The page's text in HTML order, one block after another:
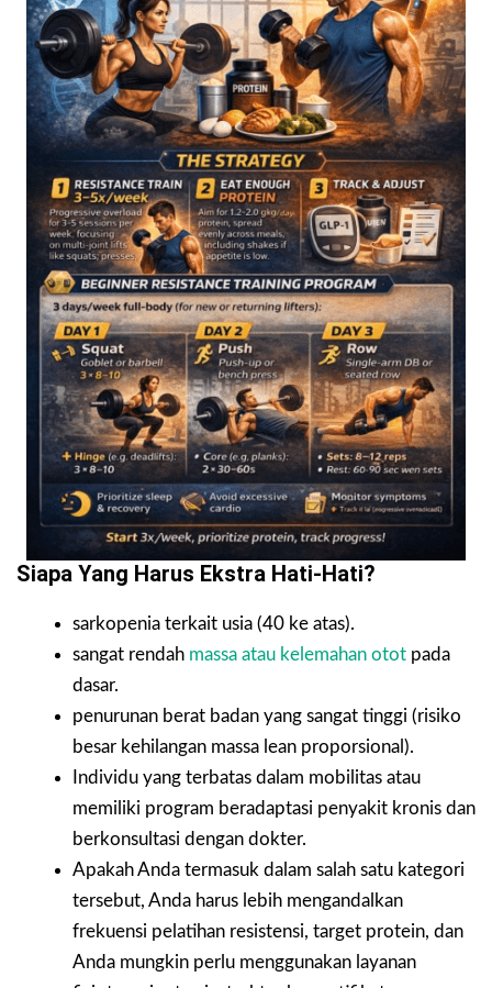
Siapa Yang Harus Ekstra Hati-Hati?
sarkopenia terkait usia (40 ke atas).
sangat rendah massa atau kelemahan otot pada
dasar.
penurunan berat badan yang sangat tinggi (risiko
besar kehilangan massa lean proporsional).
Individu yang terbatas dalam mobilitas atau
memiliki program beradaptasi penyakit kronis dan
berkonsultasi dengan dokter.
Apakah Anda termasuk dalam salah satu kategori
tersebut, Anda harus lebih mengandalkan
frekuensi pelatihan resistensi, target protein, dan
Anda mungkin perlu menggunakan layanan